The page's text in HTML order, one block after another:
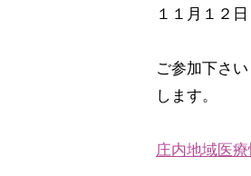
１１月１２
ご参加下さ
します。
庄内地域医